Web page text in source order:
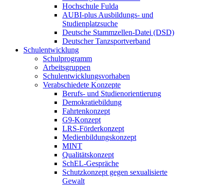
Hochschule Fulda
AUBI-plus Ausbildungs- und
Studienplatzsuche
Deutsche Stammzellen-Datei (DSD)
Deutscher Tanzsportverband
Schulentwicklung
Schulprogramm
Arbeitsgruppen
Schulentwicklungsvorhaben
Verabschiedete Konzepte
Berufs- und Studienorientierung
Demokratiebildung
Fahrtenkonzept
G9-Konzept
LRS-Förderkonzept
Medienbildungskonzept
MINT
Qualitätskonzept
SchEL-Gespräche
Schutzkonzept gegen sexualisierte
Gewalt